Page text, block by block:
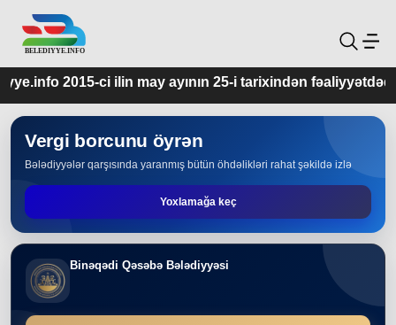
ayının 25-i tarixindən fəaliyyətdədir.
Vergi borcunu öyrən
Bələdiyyələr qarşısında yaranmış bütün öhdəlikləri rahat şəkildə izlə
Yoxlamağa keç
Binəqədi Qəsəbə Bələdiyyəsi